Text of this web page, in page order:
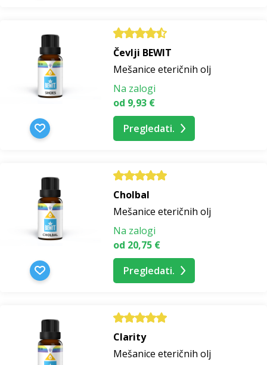
Čevlji BEWIT
Mešanice eteričnih olj
Na zalogi
od 9,93 €
Pregledati.
Cholbal
Mešanice eteričnih olj
Na zalogi
od 20,75 €
Pregledati.
Clarity
Mešanice eteričnih olj